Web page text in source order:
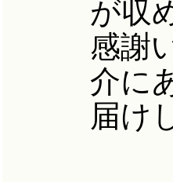
が収
感謝
介に
届け